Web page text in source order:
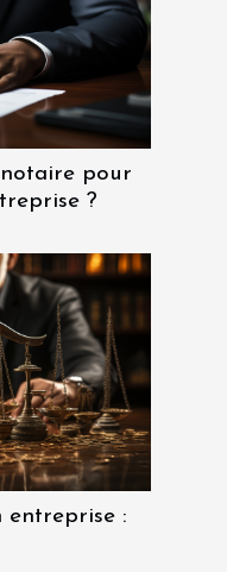
pour
?
entreprise :